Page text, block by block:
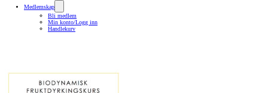
Medlemskap
Bli medlem
Min konto/Logg inn
Handlekurv